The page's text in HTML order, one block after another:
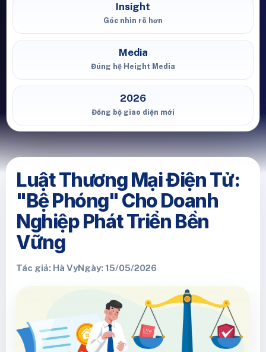
Insight
Góc nhìn rõ hơn
Media
Đúng hệ Height Media
2026
Đồng bộ giao diện mới
Luật Thương Mại Điện Tử:
"Bệ Phóng" Cho Doanh
Nghiệp Phát Triển Bền
Vững
Tác giả: Hà VyNgày: 15/05/2026